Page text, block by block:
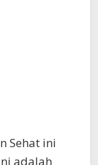
Sehat ini
adalah